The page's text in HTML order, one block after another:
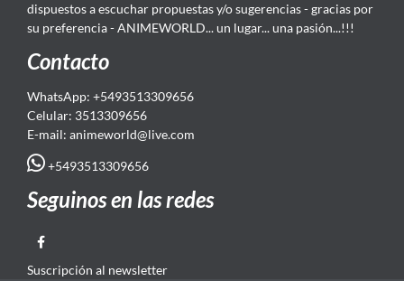
dispuestos a escuchar propuestas y/o sugerencias - gracias por
su preferencia - ANIMEWORLD... un lugar... una pasión...!!!
Contacto
WhatsApp: +5493513309656
Celular: 3513309656
E-mail: animeworld@live.com
+5493513309656
Seguinos en las redes
Suscripción al newsletter